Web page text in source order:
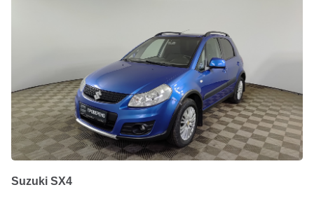
Suzuki SX4